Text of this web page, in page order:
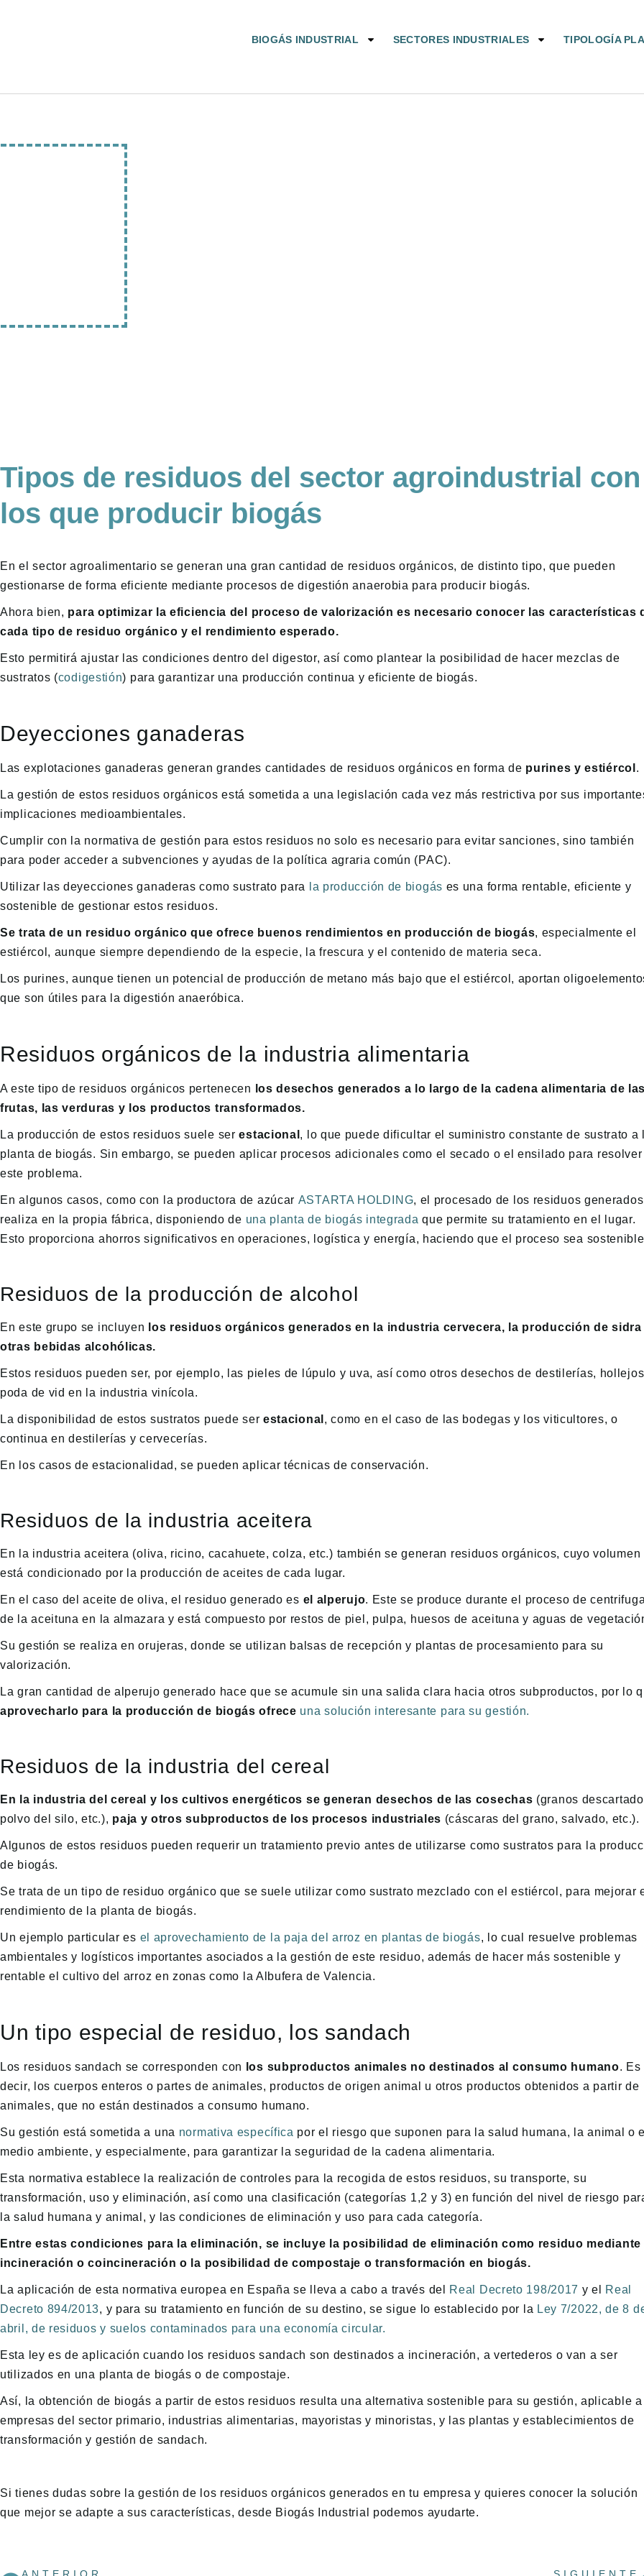
BIOGÁS INDUSTRIAL SECTORES INDUSTRIALES TIPOLOGÍA
Tipos de residuos del sector agroindustrial con
los que producir biogás
En el sector agroalimentario se generan una gran cantidad de residuos orgánicos, de distinto tipo, que pueden
gestionarse de forma eficiente mediante procesos de digestión anaerobia para producir biogás.
Ahora bien, para optimizar la eficiencia del proceso de valorización es necesario conocer las características
cada tipo de residuo orgánico y el rendimiento esperado.
Esto permitirá ajustar las condiciones dentro del digestor, así como plantear la posibilidad de hacer mezclas de
sustratos (codigestión) para garantizar una producción continua y eficiente de biogás.
Deyecciones ganaderas
Las explotaciones ganaderas generan grandes cantidades de residuos orgánicos en forma de purines y estiércol .
La gestión de estos residuos orgánicos está sometida a una legislación cada vez más restrictiva por sus
implicaciones medioambientales.
Cumplir con la normativa de gestión para estos residuos no solo es necesario para evitar sanciones, sino también
para poder acceder a subvenciones y ayudas de la política agraria común (PAC).
Utilizar las deyecciones ganaderas como sustrato para la producción de biogás es una forma rentable, eficiente y
sostenible de gestionar estos residuos.
Se trata de un residuo orgánico que ofrece buenos rendimientos en producción de biogás, especialmente el
estiércol, aunque siempre dependiendo de la especie, la frescura y el contenido de materia seca.
Los purines, aunque tienen un potencial de producción de metano más bajo que el estiércol, aportan
que son útiles para la digestión anaeróbica.
Residuos orgánicos de la industria alimentaria
A este tipo de residuos orgánicos pertenecen
los desechos generados a lo largo de la cadena alimentaria de
frutas, las verduras y los productos transformados.
La producción de estos residuos suele serestacional , lo que puede dificultar el suministro constante de sustrato a
planta de biogás. Sin embargo, se pueden aplicar procesos adicionales como el secado o el ensilado para resolver
este problema.
En algunos casos, como con la productora de azúcar ASTARTA HOLDING, el procesado de los residuos
realiza en la propia fábrica, disponiendo de una planta de biogás integrada que permite su tratamiento en el lugar.
Esto proporciona ahorros significativos en operaciones, logística y energía, haciendo que el proceso sea
Residuos de la producción de alcohol
En este grupo se incluyen
los residuos orgánicos generados en la industria cervecera, la producción de sidra
otras bebidas alcohólicas.
Estos residuos pueden ser, por ejemplo, las pieles de lúpulo y uva, así como otros desechos de destilerías,
poda de vid en la industria vinícola.
La disponibilidad de estos sustratos puede ser estacional , como en el caso de las bodegas y los viticultores, o
continua en destilerías y cervecerías.
En los casos de estacionalidad, se pueden aplicar técnicas de conservación.
Residuos de la industria aceitera
En la industria aceitera (oliva, ricino, cacahuete, colza, etc.) también se generan residuos orgánicos, cuyo volumen
está condicionado por la producción de aceites de cada lugar.
En el caso del aceite de oliva, el residuo generado es el alperujo. Este se produce durante el proceso de
de la aceituna en la almazara y está compuesto por restos de piel, pulpa, huesos de aceituna y aguas de
Su gestión se realiza en orujeras, donde se utilizan balsas de recepción y plantas de procesamiento para su
valorización.
La gran cantidad de alperujo generado hace que se acumule sin una salida clara hacia otros subproductos, por lo
aprovecharlo para la producción de biogás ofrece una solución interesante para su gestión.
Residuos de la industria del cereal
En la industria del cereal y los cultivos energéticos se generan desechos de las cosechas (granos
polvo del silo, etc.), paja y otros subproductos de los procesos industriales (cáscaras del grano, salvado, etc.).
Algunos de estos residuos pueden requerir un tratamiento previo antes de utilizarse como sustratos para la
de biogás.
Se trata de un tipo de residuo orgánico que se suele utilizar como sustrato mezclado con el estiércol, para mejorar
rendimiento de la planta de biogás.
Un ejemplo particular es el aprovechamiento de la paja del arroz en plantas de biogás, lo cual resuelve problemas
ambientales y logísticos importantes asociados a la gestión de este residuo, además de hacer más sostenible y
rentable el cultivo del arroz en zonas como la Albufera de Valencia.
Un tipo especial de residuo, los sandach
Los residuos sandach se corresponden con los subproductos animales no destinados al consumo humano. Es
decir, los cuerpos enteros o partes de animales, productos de origen animal u otros productos obtenidos a partir de
animales, que no están destinados a consumo humano.
Su gestión está sometida a una normativa específica por el riesgo que suponen para la salud humana, la animal o
medio ambiente, y especialmente, para garantizar la seguridad de la cadena alimentaria.
Esta normativa establece la realización de controles para la recogida de estos residuos, su transporte, su
transformación, uso y eliminación, así como una clasificación (categorías 1,2 y 3) en función del nivel de riesgo
la salud humana y animal, y las condiciones de eliminación y uso para cada categoría.
Entre estas condiciones para la eliminación, se incluye la posibilidad de eliminación como residuo mediante
incineración o coincineración o la posibilidad de compostaje o transformación en biogás.
La aplicación de esta normativa europea en España se lleva a cabo a través del Real Decreto 198/2017 y el
Real
Decreto 894/2013, y para su tratamiento en función de su destino, se sigue lo establecido por la Ley 7/2022, de 8
abril, de residuos y suelos contaminados para una economía circular.
Esta ley es de aplicación cuando los residuos sandach son destinados a incineración, a vertederos o van a ser
utilizados en una planta de biogás o de compostaje.
Así, la obtención de biogás a partir de estos residuos resulta una alternativa sostenible para su gestión, aplicable a
empresas del sector primario, industrias alimentarias, mayoristas y minoristas, y las plantas y establecimientos de
transformación y gestión de sandach.
Si tienes dudas sobre la gestión de los residuos orgánicos generados en tu empresa y quieres conocer la solución
que mejor se adapte a sus características, desde Biogás Industrial podemos ayudarte.